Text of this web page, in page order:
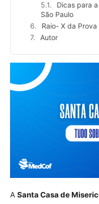
Dicas para
São Paulo
Raio- X da Prova
Autor
A Santa Casa de